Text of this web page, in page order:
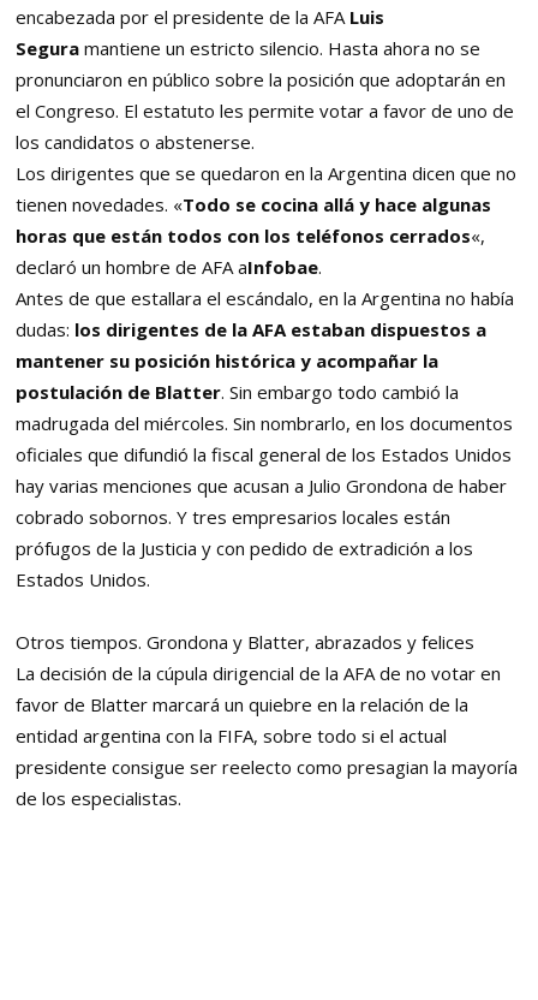
encabezada por el presidente de la AFA Luis
Seguramantiene un estricto silencio. Hasta ahora no se
pronunciaron en público sobre la posición que adoptarán en
el Congreso. El estatuto les permite votar a favor de uno de
los candidatos o abstenerse.
Los dirigentes que se quedaron en la Argentina dicen que no
tienen novedades. «Todo se cocina allá y hace algunas
horas que están todos con los teléfonos cerrados«,
declaró un hombre de AFA aInfobae.
Antes de que estallara el escándalo, en la Argentina no había
dudas: los dirigentes de la AFA estaban dispuestos a
mantener su posición histórica y acompañar la
postulación de Blatter. Sin embargo todo cambió la
madrugada del miércoles. Sin nombrarlo, en los documentos
oficiales que difundió la fiscal general de los Estados Unidos
hay varias menciones que acusan a Julio Grondona de haber
cobrado sobornos. Y tres empresarios locales están
prófugos de la Justicia y con pedido de extradición a los
Estados Unidos.
Otros tiempos. Grondona y Blatter, abrazados y felices
La decisión de la cúpula dirigencial de la AFA de no votar en
favor de Blatter marcará un quiebre en la relación de la
entidad argentina con la FIFA, sobre todo si el actual
presidente consigue ser reelecto como presagian la mayoría
de los especialistas.